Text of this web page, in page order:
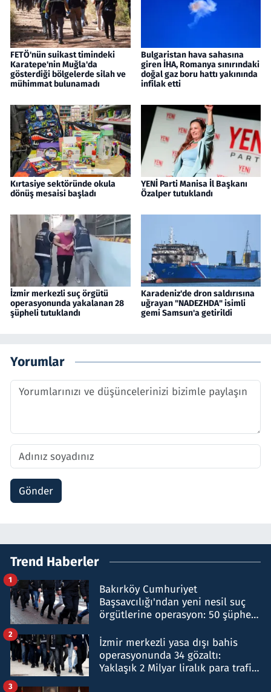
FETÖ'nün suikast timindeki
Karatepe'nin Muğla'da
gösterdiği bölgelerde silah ve
mühimmat bulunamadı
Bulgaristan hava sahasına
giren İHA, Romanya sınırındaki
doğal gaz boru hattı yakınında
infilak etti
Kırtasiye sektöründe okula
dönüş mesaisi başladı
YENİ Parti Manisa İl Başkanı
Özalper tutuklandı
İzmir merkezli suç örgütü
operasyonunda yakalanan 28
şüpheli tutuklandı
Karadeniz'de dron saldırısına
uğrayan "NADEZHDA" isimli
gemi Samsun'a getirildi
Yorumlar
Gönder
Trend Haberler
Bakırköy Cumhuriyet
Başsavcılığı'ndan yeni nesil suç
örgütlerine operasyon: 50 şüpheli
1
İzmir merkezli yasa dışı bahis
operasyonunda 34 gözaltı:
Yaklaşık 2 Milyar liralık para trafiği
2
3